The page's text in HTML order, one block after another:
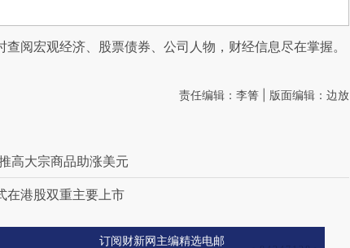
查阅宏观经济、股票债券、公司人物，财经信息尽在掌握。
责任编辑：李箐 | 版面编辑：边放
高大宗商品助涨美元
在港股双重主要上市
订阅财新网主编精选电邮